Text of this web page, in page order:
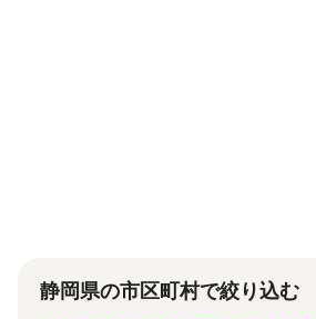
ずは見積を取り寄せてみ
静岡県の市区町村で絞り込む